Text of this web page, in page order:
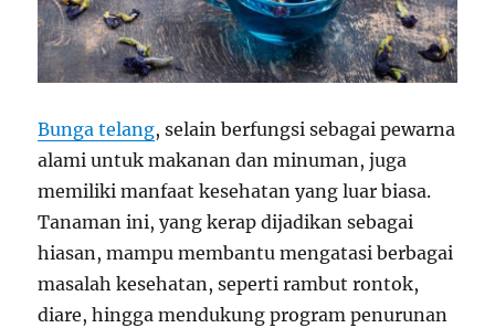
Bunga telang, selain berfungsi sebagai pewarna
alami untuk makanan dan minuman, juga
memiliki manfaat kesehatan yang luar biasa.
Tanaman ini, yang kerap dijadikan sebagai
hiasan, mampu membantu mengatasi berbagai
masalah kesehatan, seperti rambut rontok,
diare, hingga mendukung program penurunan